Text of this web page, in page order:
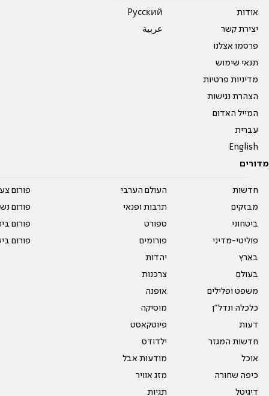
אודות
יצירת קשר
פרסמו אצלנו
תנאי שימוש
מדיניות פרטיות
הצהרת נגישות
המייל האדום
עברית
English
Pусский
عربية
מדורים
חדשות
מבזקים
ביטחוני
פוליטי-מדיני
בארץ
בעולם
משפט ופלילים
כלכלה ונדל"ן
דעות
חדשות המגזר
אוכל
כיפה שחורה
דיגיטל
העולם הערבי
תרבות ופנאי
ספורט
פורומים
יהדות
צרכנות
אופנה
מוסיקה
פיוטקאסט
ילדודס
מודעות אבל
מזג אוויר
תגיות
פורום
פורום
פורום
פורום